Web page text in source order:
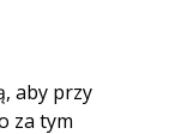
aby przy
za tym